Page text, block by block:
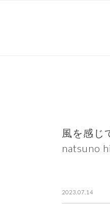
風を感じ
natsuno
2023.07.14